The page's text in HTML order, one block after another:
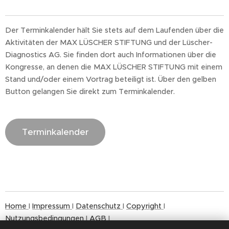
Der Terminkalender hält Sie stets auf dem Laufenden über die
Aktivitäten der MAX LÜSCHER STIFTUNG und der Lüscher-
Diagnostics AG. Sie finden dort auch Informationen über die
Kongresse, an denen die MAX LÜSCHER STIFTUNG mit einem
Stand und/oder einem Vortrag beteiligt ist. Über den gelben
Button gelangen Sie direkt zum Terminkalender.
Terminkalender
Home I Impressum I Datenschutz I Copyright I
NutzungsbedingungenIAGBI